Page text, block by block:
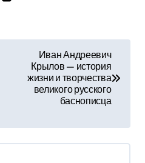
Иван Андреевич
Крылов — история
жизни и творчества
великого русского
баснописца